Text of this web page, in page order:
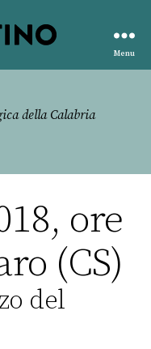
Menu
della Calabria
ore
(CS)
del